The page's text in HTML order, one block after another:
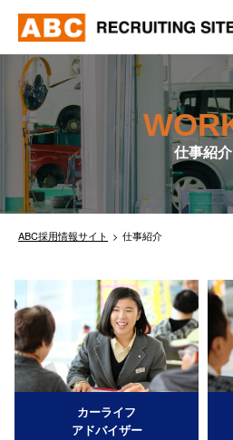
仕事紹介
ABC採用情報サイト 仕事紹介
カーライフ
アドバイザー